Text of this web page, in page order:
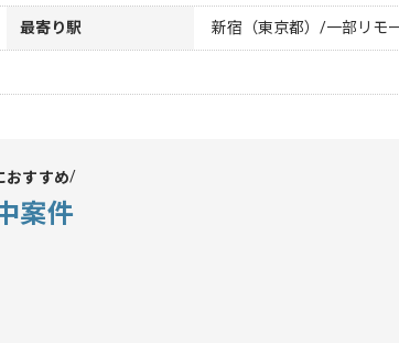
最寄り駅 新宿（東京都）/一部リモ
おすすめ
案件